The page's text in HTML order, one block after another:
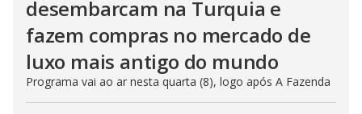
desembarcam na Turquia e
fazem compras no mercado de
luxo mais antigo do mundo
Programa vai ao ar nesta quarta (8), logo após A Fazenda